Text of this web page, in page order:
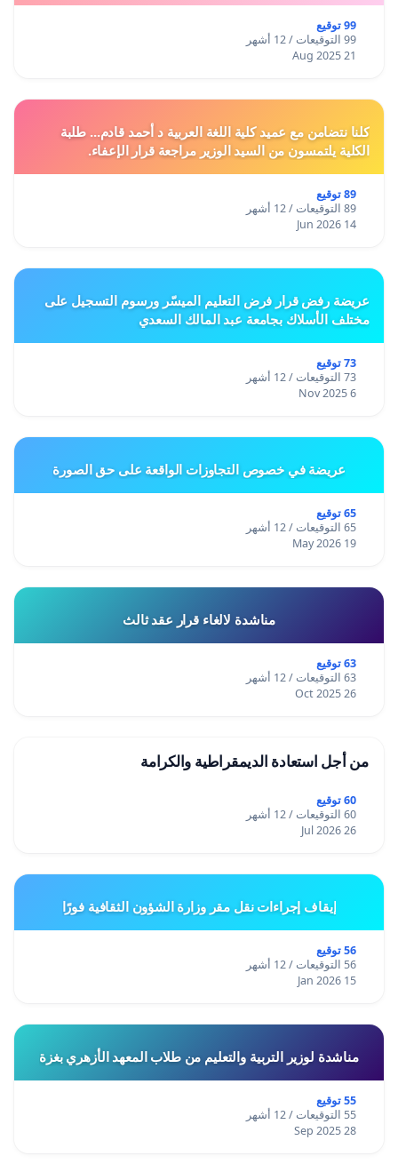
99 توقيع
99 التوقيعات / 12 أشهر
21 Aug 2025
كلنا نتضامن مع عميد كلية اللغة العربية د أحمد قادم... طلبة
الكلية يلتمسون من السيد الوزير مراجعة قرار الإعفاء.
89 توقيع
89 التوقيعات / 12 أشهر
14 Jun 2026
عريضة رفض قرار فرض التعليم الميسّر ورسوم التسجيل على
مختلف الأسلاك بجامعة عبد المالك السعدي
73 توقيع
73 التوقيعات / 12 أشهر
6 Nov 2025
عريضة في خصوص التجاوزات الواقعة على حق الصورة
65 توقيع
65 التوقيعات / 12 أشهر
19 May 2026
مناشدة لالغاء قرار عقد ثالث
63 توقيع
63 التوقيعات / 12 أشهر
26 Oct 2025
من أجل استعادة الديمقراطية والكرامة
60 توقيع
60 التوقيعات / 12 أشهر
26 Jul 2026
إيقاف إجراءات نقل مقر وزارة الشؤون الثقافية فورًا
56 توقيع
56 التوقيعات / 12 أشهر
15 Jan 2026
مناشدة لوزير التربية والتعليم من طلاب المعهد الأزهري بغزة
55 توقيع
55 التوقيعات / 12 أشهر
28 Sep 2025